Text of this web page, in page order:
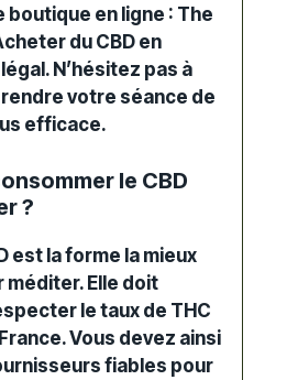
boutique en ligne : The
du CBD en
N’hésitez pas à
rendre votre séance de
efficace.
le CBD
?
est la forme la mieux
méditer. Elle doit
le taux de THC
Vous devez ainsi
fiables pour